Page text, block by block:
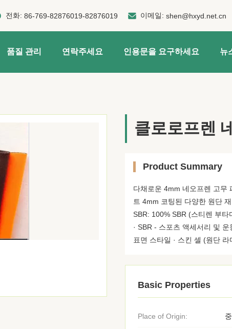
전화: 86-769-82876019-82876019 이메일: shen@hxyd.net.cn
품질 관리 연락주세요 인용문을 요구하세요 뉴
클로로프렌
Product Summary
다채로운 4mm 네오프렌 고무
트 4mm 코팅된 다양한 원단
SBR: 100% SBR (스티렌 부
· SBR - 스포츠 액세서리 및
표면 스타일 · 스킨 셀 (원단
Basic Properties
Place of Origin: